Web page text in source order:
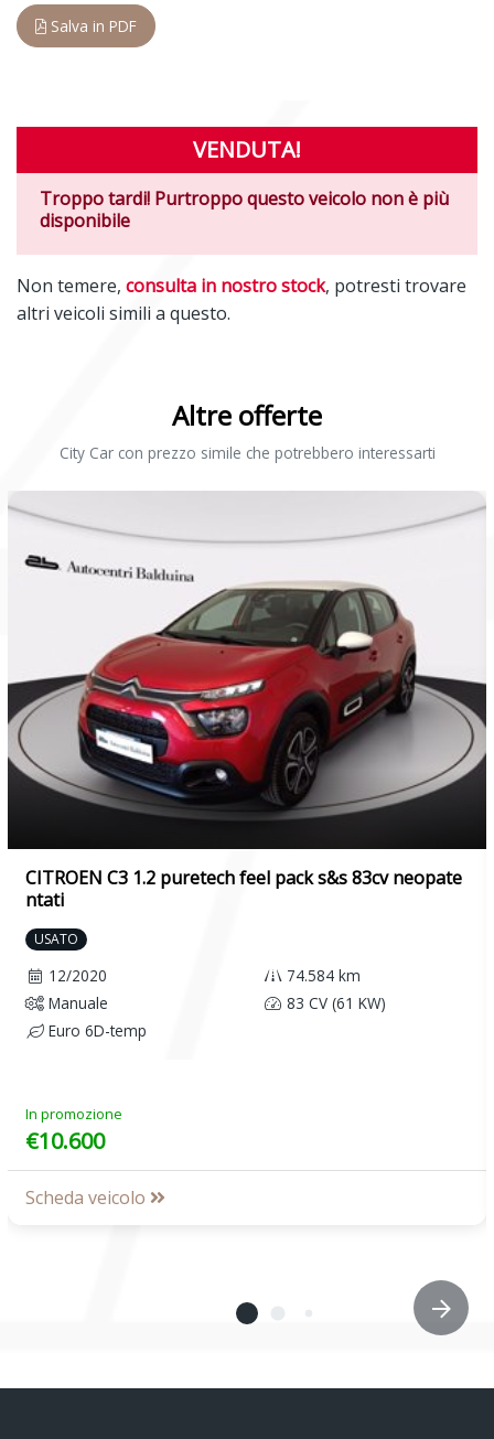
Salva in PDF
VENDUTA!
Troppo tardi! Purtroppo questo veicolo non è più
disponibile
Non temere, consulta in nostro stock, potresti trovare
altri veicoli simili a questo.
Altre offerte
City Car con prezzo simile che potrebbero interessarti
CITROEN C3 1.2 puretech feel pack s&s 83cv neopate
ntati
USATO
12/2020
74.584 km
Manuale
83 CV (61 KW)
Euro 6D-temp
In promozione
€10.600
Scheda veicolo